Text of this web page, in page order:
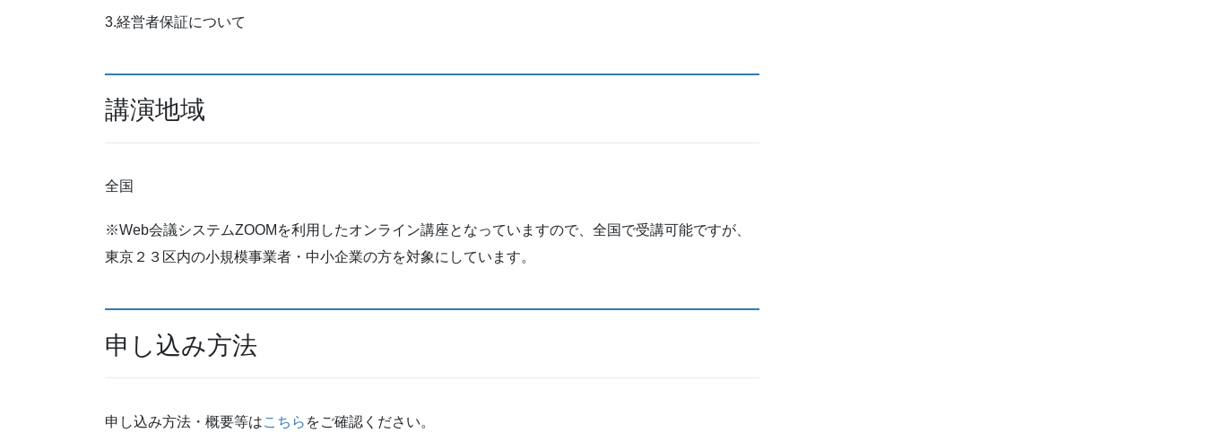
3.経営者保証について
講演地域
全国
※Web会議システムZOOMを利用したオンライン講座となっていますので、全国で受講可能ですが、
東京２３区内の小規模事業者・中小企業の方を対象にしています。
申し込み方法
申し込み方法・概要等はこちら をご確認ください。